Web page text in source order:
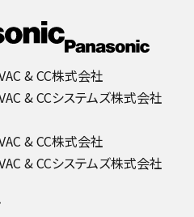
& CC株式会社
& CCシステムズ株式会社
& CC株式会社
& CCシステムズ株式会社